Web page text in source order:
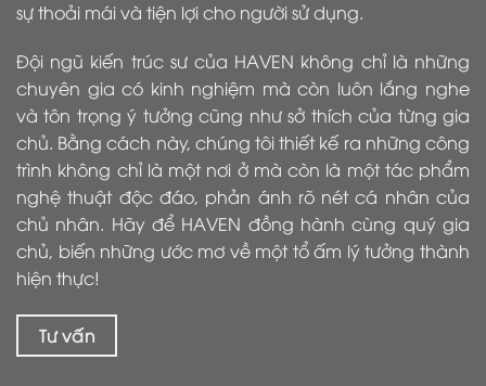
sự thoải mái và tiện lợi cho người sử dụng.
Đội ngũ kiến trúc sư của HAVEN không chỉ là những
chuyên gia có kinh nghiệm mà còn luôn lắng nghe
và tôn trọng ý tưởng cũng như sở thích của từng gia
chủ. Bằng cách này, chúng tôi thiết kế ra những công
trình không chỉ là một nơi ở mà còn là một tác phẩm
nghệ thuật độc đáo, phản ánh rõ nét cá nhân của
chủ nhân. Hãy để HAVEN đồng hành cùng quý gia
chủ, biến những ước mơ về một tổ ấm lý tưởng thành
hiện thực!
Tư vấn